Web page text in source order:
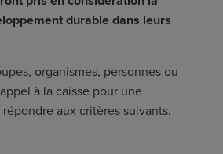
durable dans leurs
organismes, personnes ou
à la caisse pour une
aux critères suivants.